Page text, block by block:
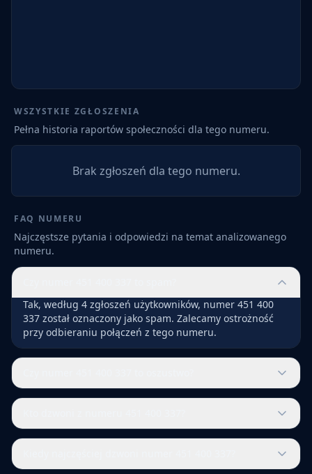
WSZYSTKIE ZGŁOSZENIA
Pełna historia raportów społeczności dla tego numeru.
Brak zgłoszeń dla tego numeru.
FAQ NUMERU
Najczęstsze pytania i odpowiedzi na temat analizowanego
numeru.
Tak, według 4 zgłoszeń użytkowników, numer 451 400
337 został oznaczony jako spam. Zalecamy ostrożność
przy odbieraniu połączeń z tego numeru.